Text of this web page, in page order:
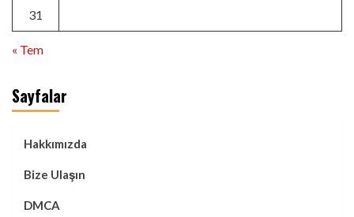
31
« Tem
Sayfalar
Hakkımızda
Bize Ulaşın
DMCA